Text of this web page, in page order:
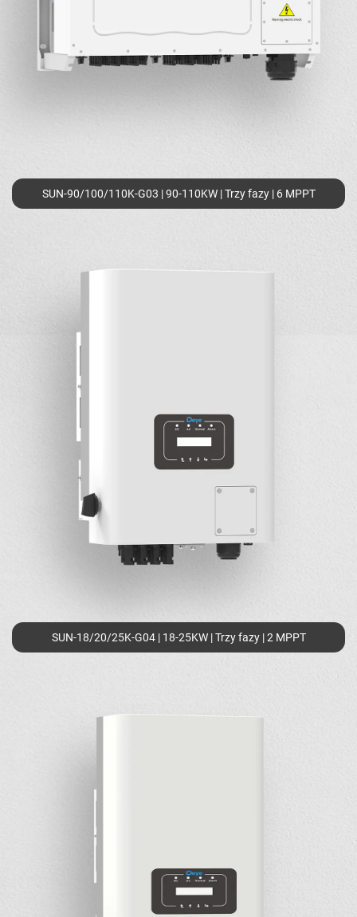
SUN-90/100/110K-G03 | 90-110KW | Trzy fazy | 6 MPPT
SUN-18/20/25K-G04 | 18-25KW | Trzy fazy | 2 MPPT